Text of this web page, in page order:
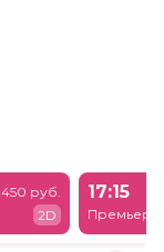
450 руб.
2D
17:15
Премьер